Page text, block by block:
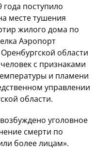
поступило
месте тушения
жилого дома по
Аэропорт
области
с признаками
и пламени
управлении
области.
уголовное
смерти по
более лицам».